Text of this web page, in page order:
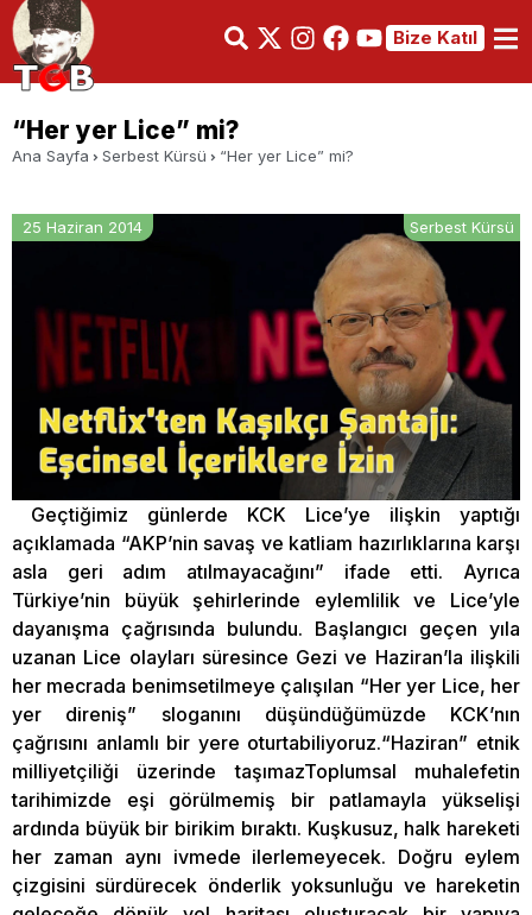
Bize Katıl
“Her yer Lice” mi?
Ana Sayfa Serbest Kürsü “Her yer Lice” mi?
25 Haziran 2014 Serbest Kürsü
Geçtiğimiz günlerde KCK Lice’ye ilişkin yaptığı
açıklamada “AKP’nin savaş ve katliam hazırlıklarına karşı
asla geri adım atılmayacağını” ifade etti. Ayrıca
Türkiye’nin büyük şehirlerinde eylemlilik ve Lice’yle
dayanışma çağrısında bulundu. Başlangıcı geçen yıla
uzanan Lice olayları süresince Gezi ve Haziran’la ilişkili
her mecrada benimsetilmeye çalışılan “Her yer Lice, her
yer direniş” sloganını düşündüğümüzde KCK’nın
çağrısını anlamlı bir yere oturtabiliyoruz.“Haziran” etnik
milliyetçiliği üzerinde taşımazToplumsal muhalefetin
tarihimizde eşi görülmemiş bir patlamayla yükselişi
ardında büyük bir birikim bıraktı. Kuşkusuz, halk hareketi
her zaman aynı ivmede ilerlemeyecek. Doğru eylem
çizgisini sürdürecek önderlik yoksunluğu ve hareketin